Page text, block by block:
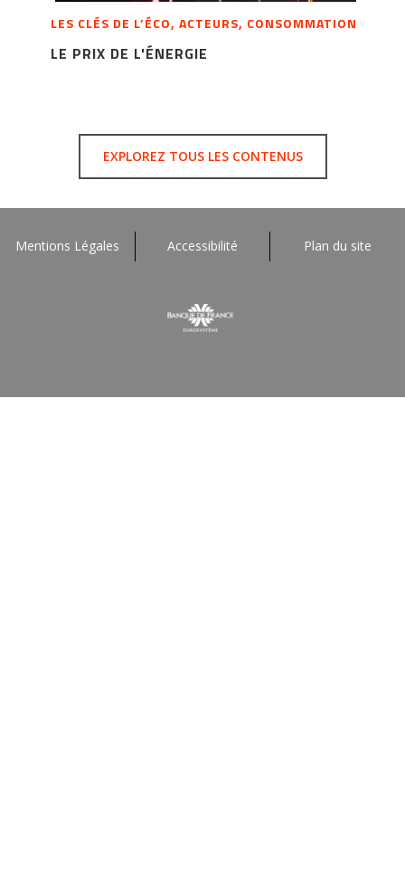
LES CLÉS DE L’ÉCO, ACTEURS, CONSOMMATION
LE PRIX DE L'ÉNERGIE
EXPLOREZ TOUS LES CONTENUS
Mentions Légales Accessibilité Plan du site